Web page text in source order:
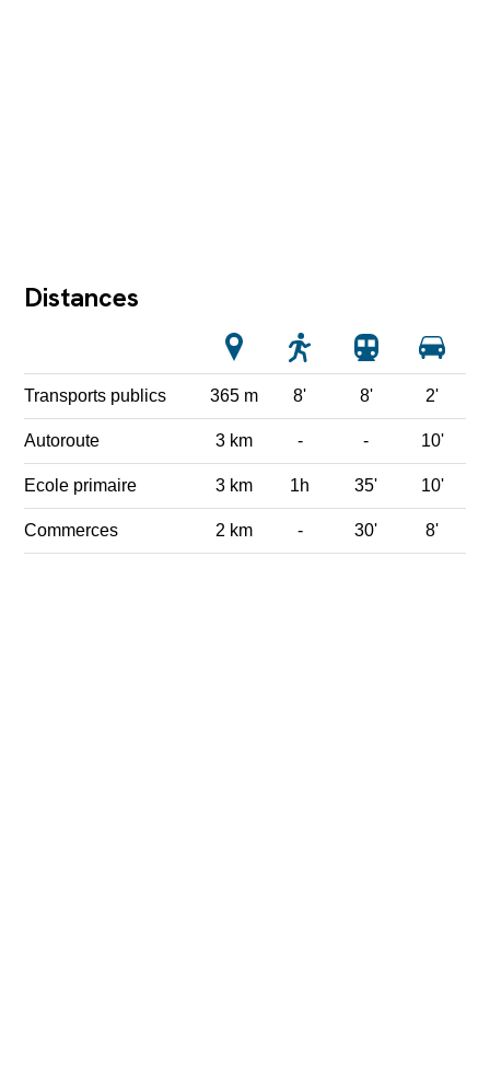
Distances
Transports publics 365 m 8' 8' 2'
Autoroute 3 km - - 10'
Ecole primaire 3 km 1h 35' 10'
Commerces 2 km - 30' 8'